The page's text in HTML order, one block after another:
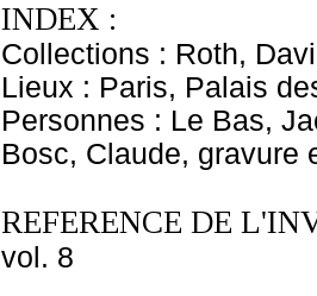
INDEX :
Collections : Roth,
Lieux : Paris, Palais
Personnes : Le Bas,
Bosc, Claude, gravure
REFERENCE DE
vol. 8